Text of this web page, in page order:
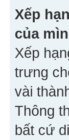
Xếp
của
Xếp
trưng
vài
Thông
bất cứ